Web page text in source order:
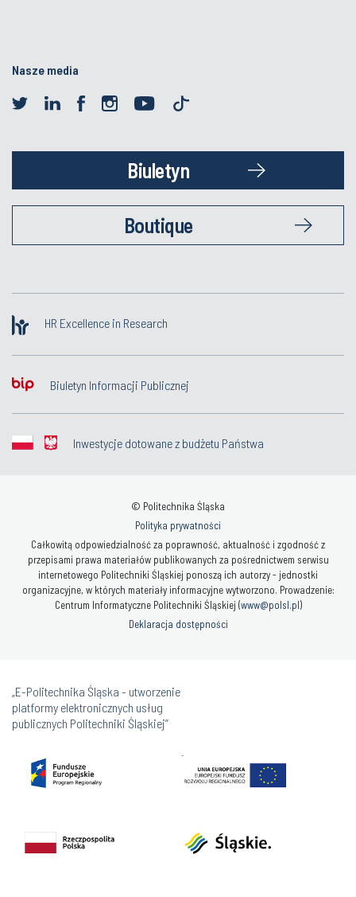
Nasze media
Biuletyn
Boutique
HR Excellence in Research
Biuletyn Informacji Publicznej
Inwestycje dotowane z budżetu Państwa
© Politechnika Śląska
Polityka prywatności
Całkowitą odpowiedzialność za poprawność, aktualność i zgodność z
przepisami prawa materiałów publikowanych za pośrednictwem serwisu
internetowego Politechniki Śląskiej ponoszą ich autorzy - jednostki
organizacyjne, w których materiały informacyjne wytworzono. Prowadzenie:
Centrum Informatyczne Politechniki Śląskiej (www@polsl.pl)
Deklaracja dostępności
„E-Politechnika Śląska - utworzenie
platformy elektronicznych usług
publicznych Politechniki Śląskiej”